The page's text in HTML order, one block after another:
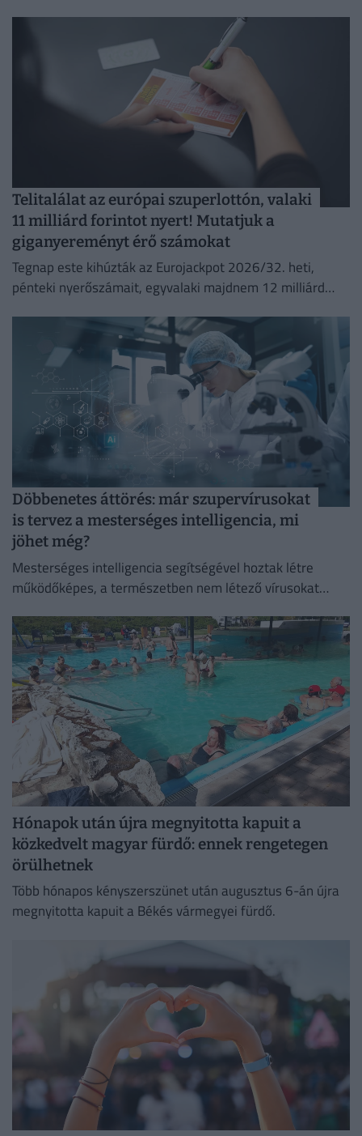
Telitalálat az európai szuperlottón, valaki
11 milliárd forintot nyert! Mutatjuk a
giganyereményt érő számokat
Tegnap este kihúzták az Eurojackpot 2026/32. heti,
pénteki nyerőszámait, egyvalaki majdnem 12 milliárd
Döbbenetes áttörés: már szupervírusokat
is tervez a mesterséges intelligencia, mi
jöhet még?
Mesterséges intelligencia segítségével hoztak létre
működőképes, a természetben nem létező vírusokat
Hónapok után újra megnyitotta kapuit a
közkedvelt magyar fürdő: ennek rengetegen
örülhetnek
Több hónapos kényszerszünet után augusztus 6-án újra
megnyitotta kapuit a Békés vármegyei fürdő.